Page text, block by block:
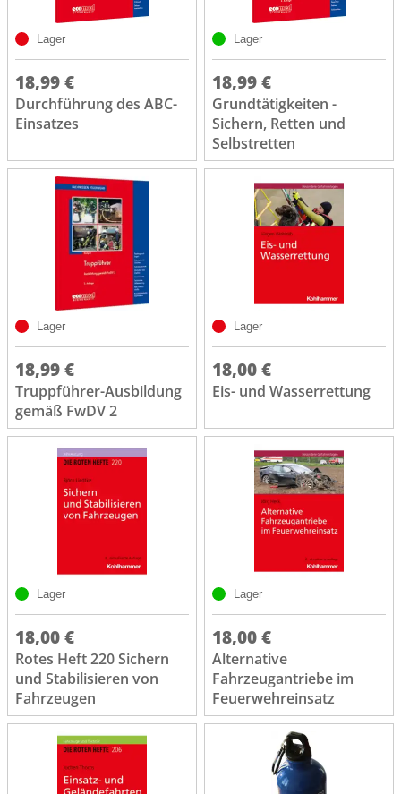
Lager
18,99 €
Durchführung des ABC-
Einsatzes
Lager
18,99 €
Grundtätigkeiten -
Sichern, Retten und
Selbstretten
Lager
18,99 €
Truppführer-Ausbildung
gemäß FwDV 2
Lager
18,00 €
Eis- und Wasserrettung
Lager
18,00 €
Rotes Heft 220 Sichern
und Stabilisieren von
Fahrzeugen
Lager
18,00 €
Alternative
Fahrzeugantriebe im
Feuerwehreinsatz